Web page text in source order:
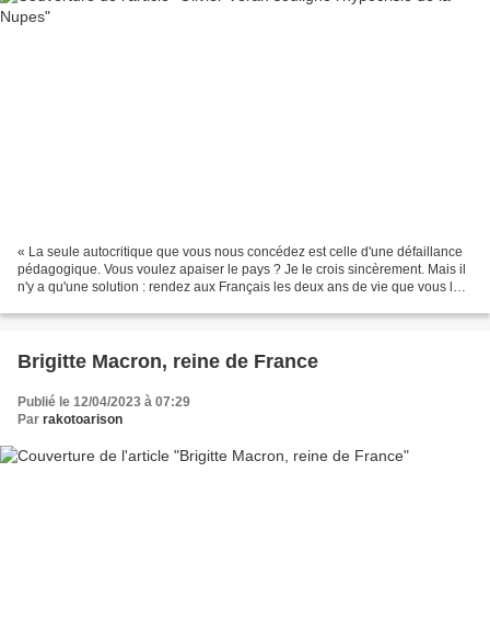
« La seule autocritique que vous nous concédez est celle d'une défaillance
pédagogique. Vous voulez apaiser le pays ? Je le crois sincèrement. Mais il
n'y a qu'une solution : rendez aux Français les deux ans de vie que vous leur
Brigitte Macron, reine de France
Publié le 12/04/2023 à 07:29
Par rakotoarison